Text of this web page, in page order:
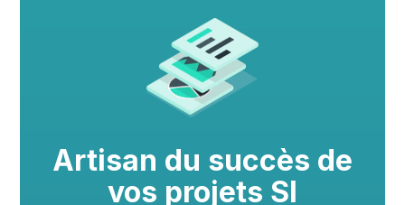
Artisan du succès de
vos projets SI